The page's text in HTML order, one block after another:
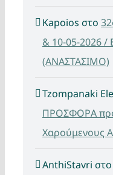
Kapoios στο
& 10-05-2026
(ΑΝΑΣΤΑΣΙΜΟ)
Tzompanaki
ΠΡΟΣΦΟΡΑ
Χαρούμενους
AnthiStavri στο